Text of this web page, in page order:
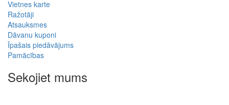
Vietnes karte
Ražotāji
Atsauksmes
Dāvanu kuponi
Īpašais piedāvājums
Pamācības
Sekojiet mums